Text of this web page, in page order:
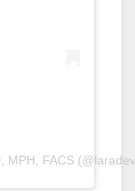
MPH, FACS